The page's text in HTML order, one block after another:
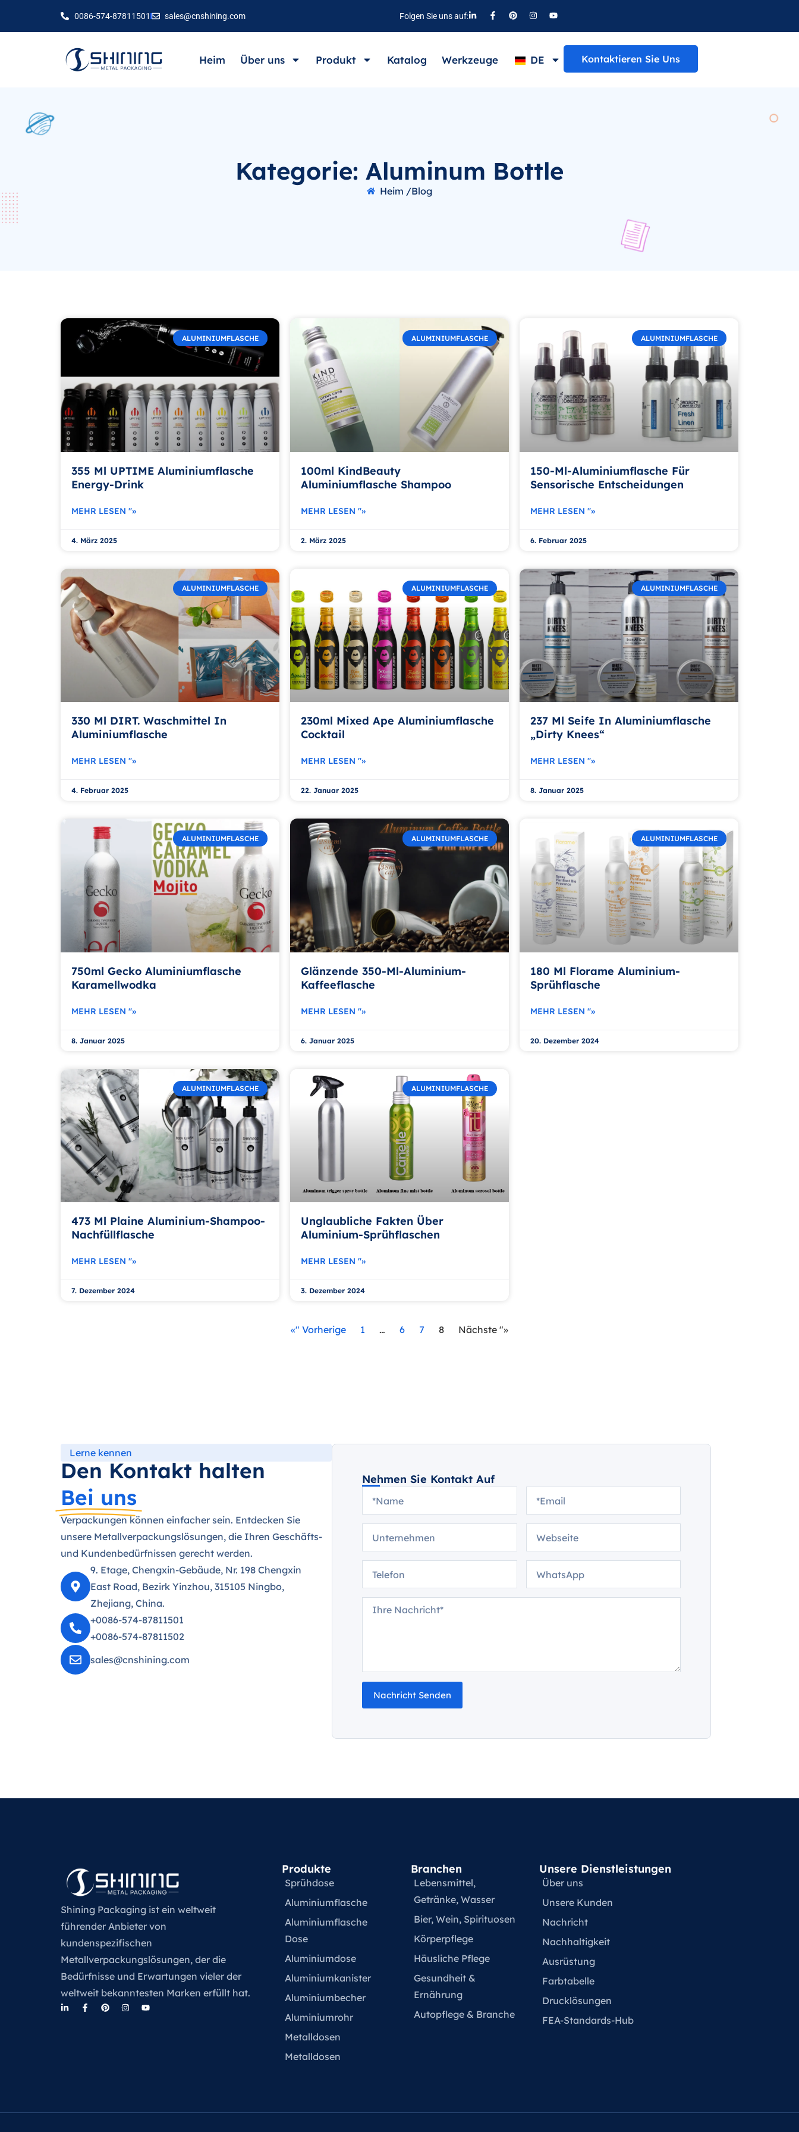
0086-574-87811501 sales@cnshining.com Folgen Sie uns auf:
Heim Über uns Produkt Katalog Werkzeuge DE Kontaktieren Sie Uns
Kategorie: Aluminum Bottle
Heim /Blog
ALUMINIUMFLASCHE
355 Ml UPTIME Aluminiumflasche
Energy-Drink
MEHR LESEN "»
4. März 2025
ALUMINIUMFLASCHE
100ml KindBeauty
Aluminiumflasche Shampoo
MEHR LESEN "»
2. März 2025
ALUMINIUMFLASCHE
150-Ml-Aluminiumflasche Für
Sensorische Entscheidungen
MEHR LESEN "»
6. Februar 2025
ALUMINIUMFLASCHE
330 Ml DIRT. Waschmittel In
Aluminiumflasche
MEHR LESEN "»
4. Februar 2025
ALUMINIUMFLASCHE
230ml Mixed Ape Aluminiumflasche
Cocktail
MEHR LESEN "»
22. Januar 2025
ALUMINIUMFLASCHE
237 Ml Seife In Aluminiumflasche
„Dirty Knees“
MEHR LESEN "»
8. Januar 2025
ALUMINIUMFLASCHE
750ml Gecko Aluminiumflasche
Karamellwodka
MEHR LESEN "»
8. Januar 2025
ALUMINIUMFLASCHE
Glänzende 350-Ml-Aluminium-
Kaffeeflasche
MEHR LESEN "»
6. Januar 2025
ALUMINIUMFLASCHE
180 Ml Florame Aluminium-
Sprühflasche
MEHR LESEN "»
20. Dezember 2024
ALUMINIUMFLASCHE
473 Ml Plaine Aluminium-Shampoo-
Nachfüllflasche
MEHR LESEN "»
7. Dezember 2024
ALUMINIUMFLASCHE
Unglaubliche Fakten Über
Aluminium-Sprühflaschen
MEHR LESEN "»
3. Dezember 2024
«" Vorherige 1 … 6 7 8 Nächste "»
Lerne kennen
Den Kontakt halten
Bei uns
Verpackungen können einfacher sein. Entdecken Sie
unsere Metallverpackungslösungen, die Ihren Geschäfts-
und Kundenbedürfnissen gerecht werden.
9. Etage, Chengxin-Gebäude, Nr. 198 Chengxin
East Road, Bezirk Yinzhou, 315105 Ningbo,
Zhejiang, China.
+0086-574-87811501
+0086-574-87811502
sales@cnshining.com
Nehmen Sie Kontakt Auf
Nachricht Senden
Shining Packaging ist ein weltweit
führender Anbieter von
kundenspezifischen
Metallverpackungslösungen, der die
Bedürfnisse und Erwartungen vieler der
weltweit bekanntesten Marken erfüllt hat.
Produkte
Sprühdose
Aluminiumflasche
Aluminiumflasche
Dose
Aluminiumdose
Aluminiumkanister
Aluminiumbecher
Aluminiumrohr
Metalldosen
Metalldosen
Branchen
Lebensmittel,
Getränke, Wasser
Bier, Wein, Spirituosen
Körperpflege
Häusliche Pflege
Gesundheit &
Ernährung
Autopflege & Branche
Unsere Dienstleistungen
Über uns
Unsere Kunden
Nachricht
Nachhaltigkeit
Ausrüstung
Farbtabelle
Drucklösungen
FEA-Standards-Hub